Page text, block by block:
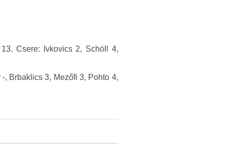
Csere: Ivkovics 2, Schöll 4,
, Brbaklics 3, Mezőfi 3, Pohto 4,